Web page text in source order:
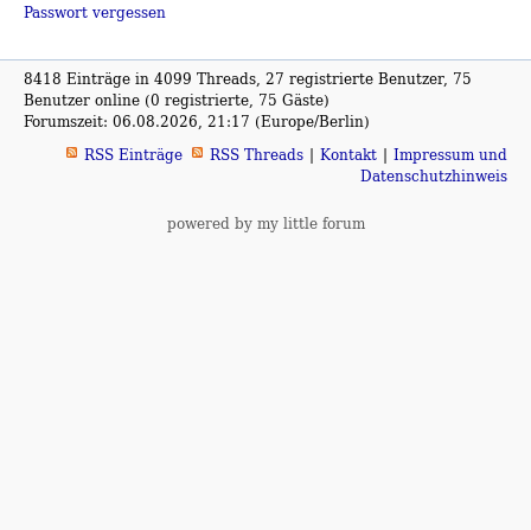
Passwort vergessen
8418 Einträge in 4099 Threads, 27 registrierte Benutzer, 75
Benutzer online (0 registrierte, 75 Gäste)
Forumszeit: 06.08.2026, 21:17 (Europe/Berlin)
RSS Einträge
RSS Threads Kontakt
Impressum und
Datenschutzhinweis
powered by my little forum